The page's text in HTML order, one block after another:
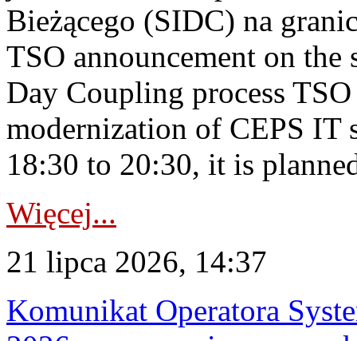
Bieżącego (SIDC) na
TSO announcement on
Day Coupling process
modernization of CEPS IT
18:30 to 20:30, it is
Więcej...
21 lipca 2026, 14:37
Komunikat Operatora